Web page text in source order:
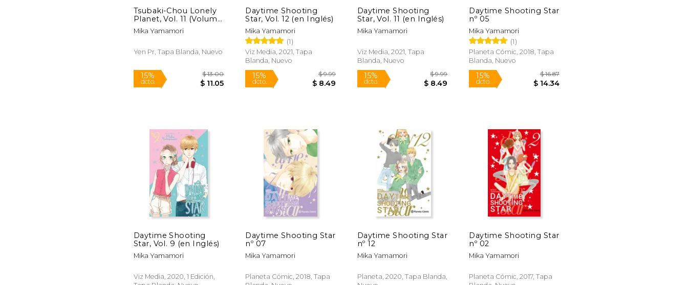
15%
dcto. $ 11.05
15%
dcto. $ 11.04
15%
dcto. $ 11.05
15%
dcto.
Tsubaki-Chou Lonely
Planet, Vol. 11 (Volume
11) (en Inglés)
Mika Yamamori
Yen Pr, Tapa Blanda, Nuevo
15% $ 13.00
Rápido
Daytime Shooting
Star, Vol. 12 (en Inglés)
Mika Yamamori
(1)
Viz Media, 2021, Tapa
Blanda, Nuevo
15% $ 9.99
Daytime Shooting
Star, Vol. 11 (en Inglés)
Mika Yamamori
Viz Media, 2021, Tapa
Blanda, Nuevo
15% $ 9.99
Daytime Shooting Star
nº 05
Mika Yamamori
(1)
Planeta Cómic, 2018, Tapa
Blanda, Nuevo
Daytime Shooting
Star, Vol. 9 (en Inglés)
Mika Yamamori
Viz Media, 2020, 1 Edición,
Daytime Shooting Star
nº 07
Mika Yamamori
Planeta Cómic, 2018, Tapa
Daytime Shooting Star
nº 12
Mika Yamamori
Planeta, 2020, Tapa Blanda,
Daytime Shooting Star
nº 02
Mika Yamamori
Planeta Cómic, 2017, Tapa